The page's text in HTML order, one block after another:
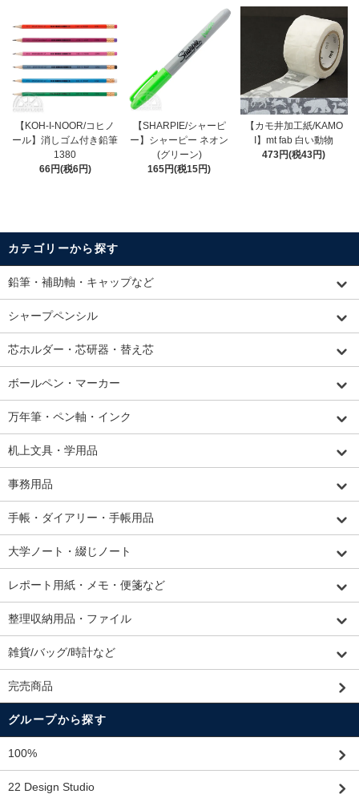
【KOH-I-NOOR/コヒノ
ール】消しゴム付き鉛筆
1380
66円(税6円)
【SHARPIE/シャーピ
ー】シャーピー ネオン
(グリーン)
165円(税15円)
【カモ井加工紙/KAMO
I】mt fab 白い動物
473円(税43円)
カテゴリーから探す
鉛筆・補助軸・キャップなど
シャープペンシル
芯ホルダー・芯研器・替え芯
ボールペン・マーカー
万年筆・ペン軸・インク
机上文具・学用品
事務用品
手帳・ダイアリー・手帳用品
大学ノート・綴じノート
レポート用紙・メモ・便箋など
整理収納用品・ファイル
雑貨/バッグ/時計など
完売商品
グループから探す
100%
22 Design Studio